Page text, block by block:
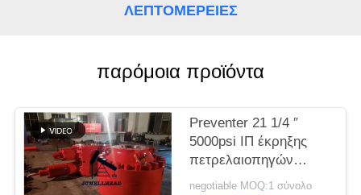
ΛΕΠΤΟΜΈΡΕΙΕΣ
παρόμοια προϊόντα
Preventer 21 1/4 ″
5000psi ΙΠ έκρηξης
πετρελαιοπηγών
δακτυλιοειδές
negotiable MOQ:1 σύνολο